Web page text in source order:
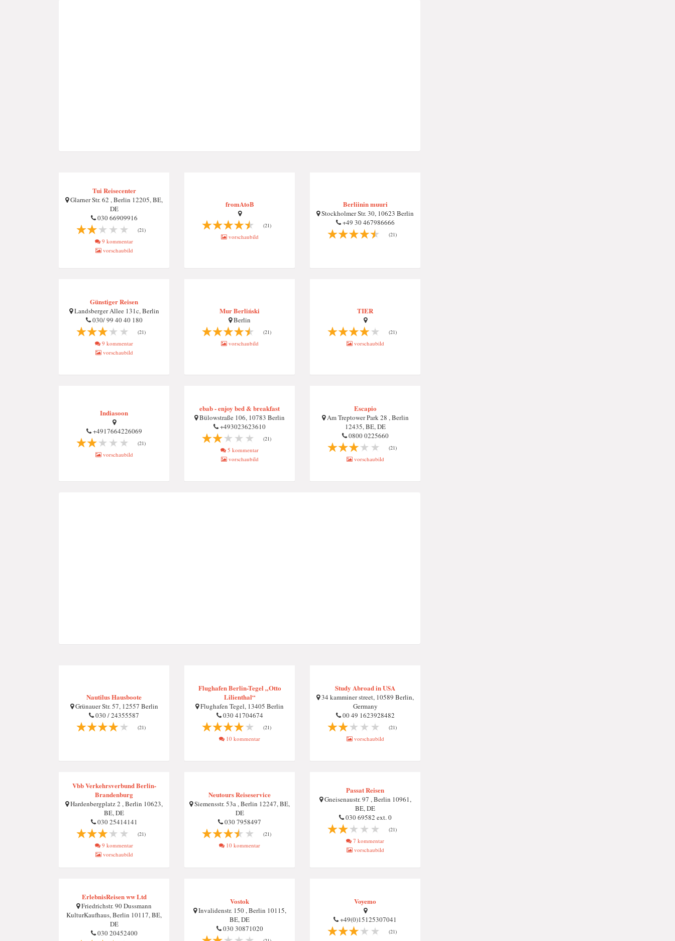
Tui Reisecenter
Glarner Str. 62 , Berlin 12205, BE,
DE
030 66909916
(21)
9 kommentar
vorschaubild
fromAtoB
(21)
vorschaubild
Berliinin muuri
Stockholmer Str. 30, 10623 Berlin
+49 30 467986666
(21)
Günstiger Reisen
Landsberger Allee 131c, Berlin
030/ 99 40 40 180
(21)
9 kommentar
vorschaubild
Mur Berliński
Berlin
(21)
vorschaubild
TIER
(21)
vorschaubild
Indiasoon
+4917664226069
(21)
vorschaubild
ebab - enjoy bed & breakfast
Bülowstraße 106, 10783 Berlin
+493023623610
(21)
5 kommentar
vorschaubild
Escapio
Am Treptower Park 28 , Berlin
12435, BE, DE
0800 0225660
(21)
vorschaubild
Nautilus Hausboote
Grünauer Str. 57, 12557 Berlin
030 / 24355587
(21)
Flughafen Berlin-Tegel „Otto
Lilienthal“
Flughafen Tegel, 13405 Berlin
030 41704674
(21)
10 kommentar
Study Abroad in USA
34 kamminer street, 10589 Berlin,
Germany
00 49 1623928482
(21)
vorschaubild
Vbb Verkehrsverbund Berlin-
Brandenburg
Hardenbergplatz 2 , Berlin 10623,
BE, DE
030 25414141
(21)
9 kommentar
vorschaubild
Neutours Reiseservice
Siemensstr. 53a , Berlin 12247, BE,
DE
030 7958497
(21)
10 kommentar
Passat Reisen
Gneisenaustr. 97 , Berlin 10961,
BE, DE
030 69582 ext. 0
(21)
7 kommentar
vorschaubild
ErlebnisReisen ww Ltd
Friedrichstr. 90 Dussmann
KulturKaufhaus, Berlin 10117, BE,
DE
030 20452400
Vostok
Invalidenstr. 150 , Berlin 10115,
BE, DE
030 30871020
Voyemo
+49(0)15125307041
(21)